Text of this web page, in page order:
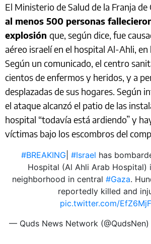
El Ministerio de Salud de la Franja
al menos 500 personas
explosión que, según dice, fue
aéreo israelí en el hospital Al-Ahli, en
Según un comunicado, el centro
cientos de enfermos y heridos, y a
desplazadas de sus hogares. Según
el ataque alcanzó el patio de las
hospital “todavía está ardiendo” y
víctimas bajo los escombros del
#BREAKING #Israel has
Hospital (Al Ahli Arab Hospital)
neighborhood in central #Gaza.
reportedly killed and
pic.twitter.com/
— Quds News Network (@QudsNen)